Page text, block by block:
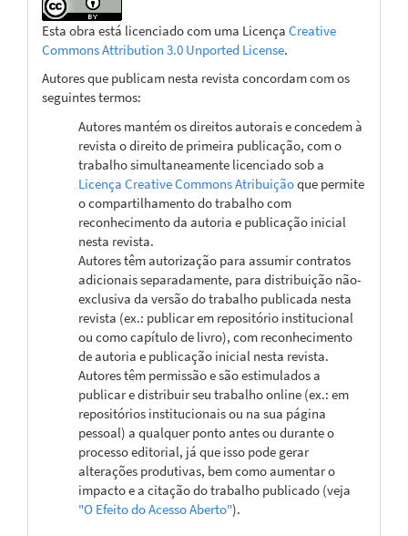
Esta obra está licenciado com uma Licença Creative
Commons Attribution 3.0 Unported License.
Autores que publicam nesta revista concordam com os
seguintes termos:
Autores mantém os direitos autorais e concedem à
revista o direito de primeira publicação, com o
trabalho simultaneamente licenciado sob a
Licença Creative Commons Atribuiçãoque permite
o compartilhamento do trabalho com
reconhecimento da autoria e publicação inicial
nesta revista.
Autores têm autorização para assumir contratos
adicionais separadamente, para distribuição não-
exclusiva da versão do trabalho publicada nesta
revista (ex.: publicar em repositório institucional
ou como capítulo de livro), com reconhecimento
de autoria e publicação inicial nesta revista.
Autores têm permissão e são estimulados a
publicar e distribuir seu trabalho online (ex.: em
repositórios institucionais ou na sua página
pessoal) a qualquer ponto antes ou durante o
processo editorial, já que isso pode gerar
alterações produtivas, bem como aumentar o
impacto e a citação do trabalho publicado (veja
"O Efeito do Acesso Aberto").